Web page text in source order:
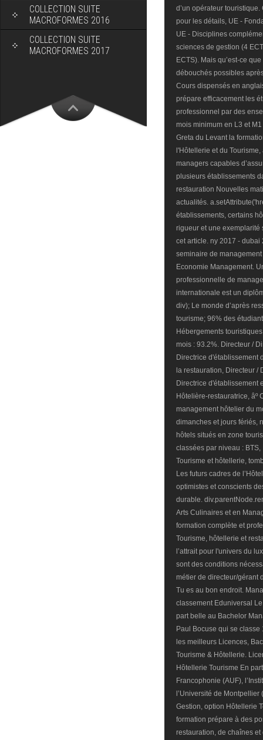
COLLECTION SUITE
MACROFORMES 2016
COLLECTION SUITE
MACROFORMES 2017
d’un opérateur
pour les détails, UE -
UE - Disciplines
sciences de gestion (4
ECTS). Mais qu’est-ce
débouchés possibles
Cours dispensés en
prépare efficacement les
professionnel par des
mois minimum en L3 et
Greta du Levant la
l'Hôtellerie et du
managers capables
plusieurs établissements
restauration Nouvelles
actualités.
établissements, certains
rigueur et une exemplarité
cet article. ny 2017 -
seminaire de
Economie Management.
professionnelle de
internationale est un
div); Le monde d’après
tourisme; 96% des
Hébergements
mois : 93.2%. Directeur /
Directrice d'établissement
la restauration, Directeur /
Directrice d'établissement
Hôtelière-restauratrice,
management hôtelier du
dimanches et jours fériés,
hôtels situés en zone
classées par niveau :
Tourisme et hôtellerie,
Les futurs cadres de
optimistes et conscients
durable.
Arts Culinaires et en
formation complète et
Tourisme, hôtellerie et
l’attrait pour l'univers du
sont des conditions
métier de directeur/gérant
Tu es au bon endroit.
classement Eduniversal
part belle au Bachelor
Paul Bocuse qui se
les meilleurs Licences,
Tourisme & Hôtellerie.
Hôtellerie Tourisme En
Francophonie (AUF),
l’Université de
Gestion, option Hôtellerie
formation prépare à des
restauration, de chaînes et